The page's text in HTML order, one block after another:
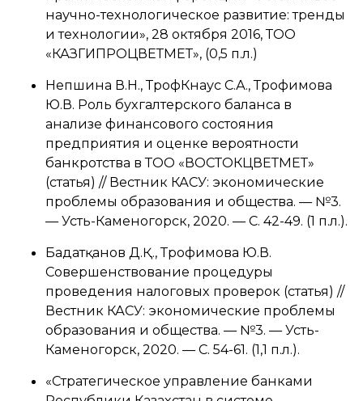
научно-технологическое развитие: тренды
и технологии», 28 октября 2016, ТОО
«КАЗГИПРОЦВЕТМЕТ», (0,5 п.л.)
Непшина В.Н., ТрофКнаус С.А., Трофимова
Ю.В. Роль бухгалтерского баланса в
анализе финансового состояния
предприятия и оценке вероятности
банкротства в ТОО «ВОСТОКЦВЕТМЕТ»
(статья) // Вестник КАСУ: экономические
проблемы образования и общества. — №3.
— Усть-Каменогорск, 2020. — С. 42-49. (1 п.л.).
Бағдатқанов Д.Қ., Трофимова Ю.В.
Совершенствование процедуры
проведения налоговых проверок (статья) //
Вестник КАСУ: экономические проблемы
образования и общества. — №3. — Усть-
Каменогорск, 2020. — С. 54-61. (1,1 п.л.).
«Стратегическое управление банками